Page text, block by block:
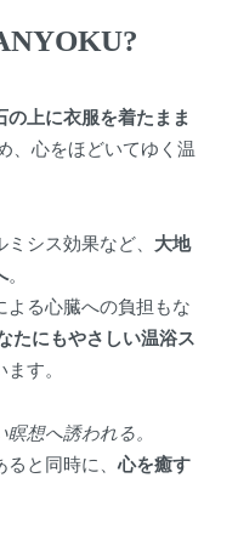
の上に衣服を着たまま
、心をほどいてゆく温
シス効果など、 大地
。
よる心臓への負担もな
たにもやさしい温浴ス
す。
想へ誘われる。
ると同時に、心を癒す